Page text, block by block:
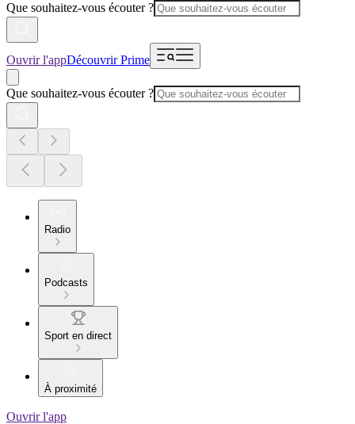
Que souhaitez-vous écouter ?
Ouvrir l'appDécouvrir Prime
Que souhaitez-vous écouter ?
Radio
Podcasts
Sport en direct
À proximité
Ouvrir l'app